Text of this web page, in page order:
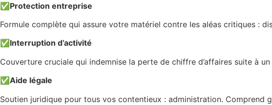
✅Protection entreprise
Formule complète qui assure votre matériel contre les aléas critiques :
✅ Interruption d’activité
Couverture cruciale qui indemnise la perte de chiffre d’affaires suite à
✅Aide légale
Soutien juridique pour tous vos contentieux : administration. Comprend